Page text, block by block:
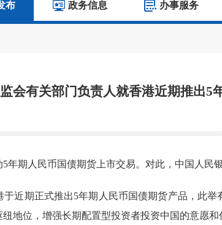
布 政务信息 办事服务
会有关部门负责人就香港近期推出5
年期人民币国债期货上市交易。对此，中国人民
近期正式推出5年期人民币国债期货产品，此
地位，增强长期配置型投资者投资中国的意愿和